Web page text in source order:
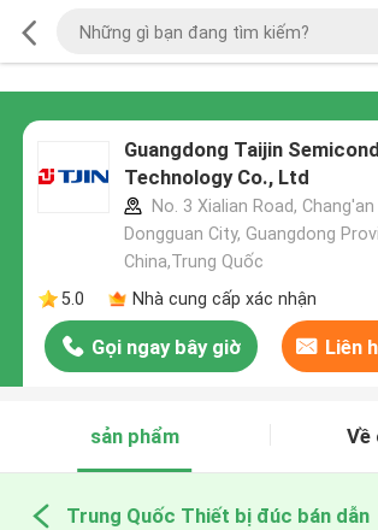
Guangdong Taijin
Technology Co., Ltd
No. 3 Xialian Road,
Dongguan City, Guangdong
China,Trung Quốc
5.0
Nhà cung cấp xác nhận
Gọi ngay bây giờ Liên
sản phẩm Về
Trung Quốc Thiết bị đúc bán dẫn